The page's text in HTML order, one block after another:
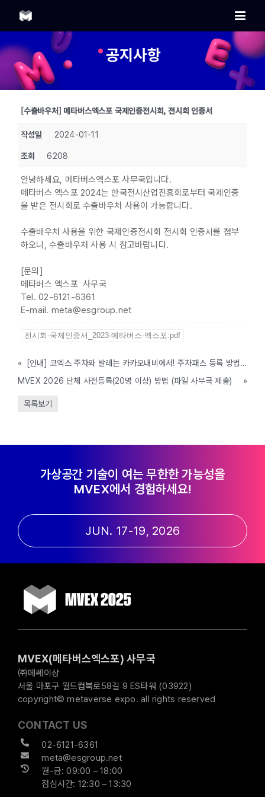
content
공지사항
[수출바우처] 메타버스엑스포 국제인증전시회, 전시회 인증서
작성일 2024-01-11
조회 6208
안녕하세요, 메타버스엑스포 사무국입니다.
메타버스 엑스포 2024는 한국전시산업진흥회로부터 국제인증
을 받은 전시회로 수출바우처 사용이 가능합니다.
수출바우처 사용을 위한 국제인증전시회 전시회 인증서를 첨부
하오니, 수출바우처 사용 시 참고바랍니다.
[문의]
메타버스 엑스포 사무국
Tel. 02-6121-6361
E-mail. meta@esgroup.net
전시회-국제인증서_2023-메타버스-엑스포.pdf
«
[안내] 코엑스 주차와 발레는 카카오내비에서! 주차패스 등록 방법 안내
MVEX 2026 단체 사전등록(20명 이상) 방법 (파일 사무국 제출)
»
목록보기
가상공간 기술이 여는 무한한 가능성을
MVEX에서 경험하세요!
JUN. 17-19, 2026
MVEX(메타버스엑스포) 사무국
㈜메쎄이상
서울 마포구 월드컵북로58길 9 ES타워 (03922)
copyright© metaverse expo. all rights reserved
CONTACT US
02-6121-6361
meta@esgroup.net
월-금: 09:00 – 18:00
점심시간: 12:30 – 13:30